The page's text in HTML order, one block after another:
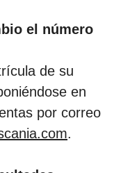
el número
de su
en
por correo
.